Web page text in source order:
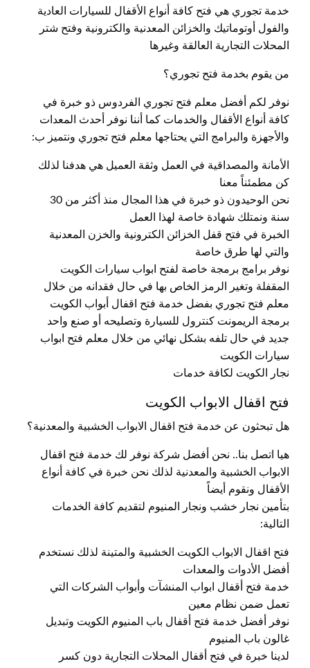
خدمة تجوري هي فتح كافة أنواع الأقفال للسيارات العادية
والفول أوتوماتيك والخزائن المعدنية والكترونية وفتح شتر
المحلات التجارية العالقة وغيرها
من يقوم بخدمة فتح تجوري؟
نوفر لكم أفضل معلم فتح تجوري الفردوس ذو خبرة في
كافة أنواع الأقفال والخدمات كما أننا نوفر أحدث المعدات
والأجهزة والبرامج التي يحتاجها معلم فتح تجوري ونتميز ب:
الأمانة والمصداقية في العمل وثقة العميل هي هدفنا لذلك
كن مطمئناً معنا
نحن الوحيدون ذو خبرة في هذا المجال منذ أكثر من 30
سنة ونمتلك شهادة خاصة لهذا العمل
الخبرة في فتح قفل الخزائن الكترونية والخزن المعدنية
والتي لها طرق خاصة
نوفر برامج برمجة خاصة لفتح ابواب سيارات الكويت
المقفلة وتغير الرمز الخاص بها في حال فقدانه من خلال
معلم فتح تجوري بفضل خدمة فتح اقفال أبواب الكويت
برمجة الريمونت كنترول للسيارة وتصليحه أو صنع واحد
جديد في حال تلفه بشكل نهائي من خلال معلم فتح ابواب
سيارات الكويت
نجار الكويت لكافة خدمات
فتح اقفال الابواب الكويت
هل تبحثون عن خدمة فتح اقفال الابواب الخشبية والمعدنية؟
هيا اتصل بنا.. نحن أفضل شركة نوفر لك خدمة فتح اقفال
الابواب الخشبية والمعدنية لذلك نحن خبرة في كافة أنواع
الأقفال ونقوم أيضاً
بتأمين نجار خشب ونجار المنيوم لتقديم كافة الخدمات
التالية:
فتح اقفال الابواب الكويت الخشبية والمتينة لذلك نستخدم
أفضل الأدوات والمعدات
خدمة فتح أقفال ابواب المنشآت وأبواب الشركات التي
تعمل ضمن نظام معين
نوفر أفضل خدمة فتح أقفال باب المنيوم الكويت وتبديل
غالون باب المنيوم
لدينا خبرة في فتح أقفال المحلات التجارية دون كسر